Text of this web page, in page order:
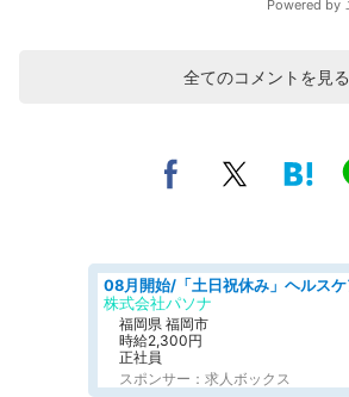
全てのコメントを見る
株式会社パソナ
福岡県 福岡市
時給2,300円
正社員
スポンサー：求人ボックス